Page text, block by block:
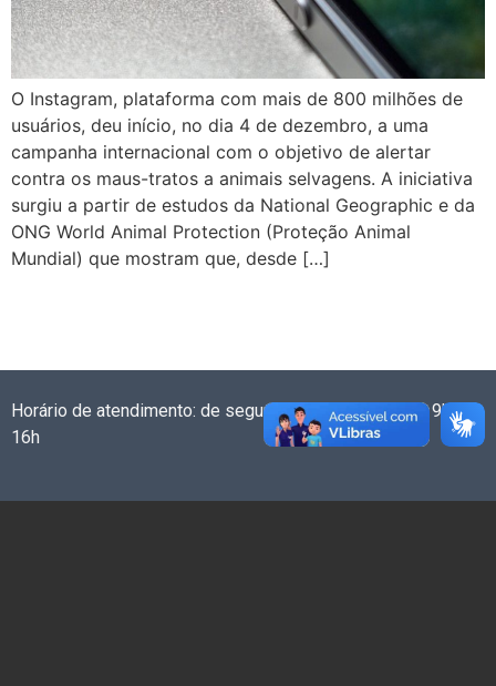
O Instagram, plataforma com mais de 800 milhões de
usuários, deu início, no dia 4 de dezembro, a uma
campanha internacional com o objetivo de alertar
contra os maus-tratos a animais selvagens. A iniciativa
surgiu a partir de estudos da National Geographic e da
ONG World Animal Protection (Proteção Animal
Mundial) que mostram que, desde […]
Horário de atendimento: de segunda a sexta-feira das 9h às
16h